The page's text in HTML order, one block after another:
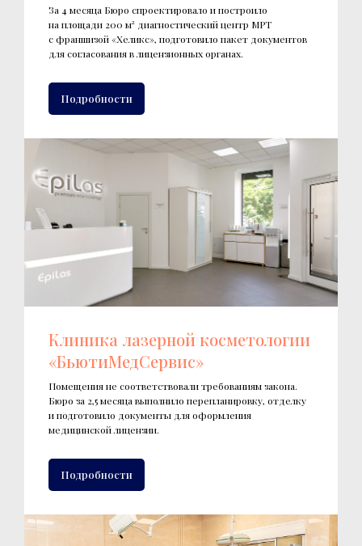
За 4 месяца Бюро спроектировало и построило
на площади 200 м² диагностический центр МРТ
с франшизой «Хеликс», подготовило пакет документов
для согласования в лицензионных органах.
Подробности
Клиника лазерной косметологии
«БьютиМедСервис»
Помещения не соответствовали требованиям закона.
Бюро за 2,5 месяца выполнило перепланировку, отделку
и подготовило документы для оформления
медицинской лицензии.
Подробности